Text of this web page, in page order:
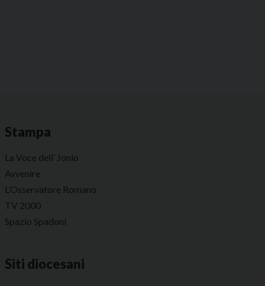
Stampa
La Voce dell’ Jonio
Avvenire
L’Osservatore Romano
TV 2000
Spazio Spadoni
Siti diocesani